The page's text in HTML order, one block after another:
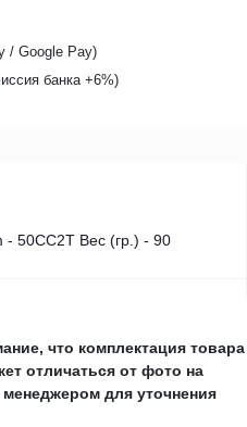
/ Google Pay)
банкa +6%)
50CC2T Вес (гр.) - 90
что комплектация товара
отличаться от фото на
для уточнения